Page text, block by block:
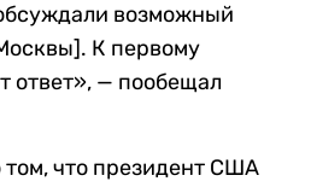
возможный
К первому
ответ», — пообещал
том, что президент США